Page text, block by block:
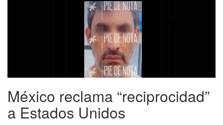
México reclama “reciprocidad”
a Estados Unidos